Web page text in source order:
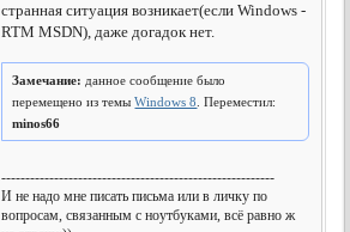
странная ситуация возникает(если Windows -
RTM MSDN), даже догадок нет.
Замечание: данное сообщение было
перемещено из темыWindows 8 . Переместил:
minos66
---------------------------------------------------------
И не надо мне писать письма или в личку по
вопросам, связанным с ноутбуками, всё равно ж